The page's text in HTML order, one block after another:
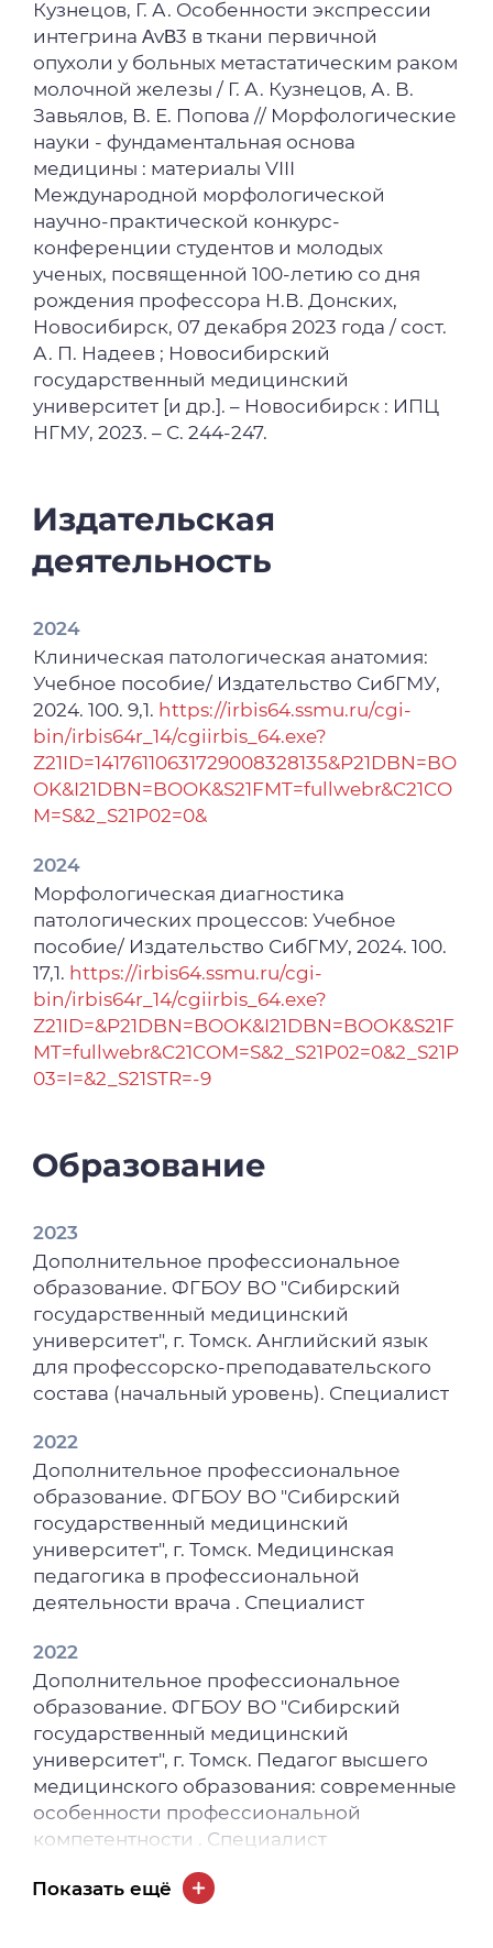
Кузнецов, Г. А. Особенности экспрессии
интегрина ΑvΒ3 в ткани первичной
опухоли у больных метастатическим раком
молочной железы / Г. А. Кузнецов, А. В.
Завьялов, В. Е. Попова // Морфологические
науки - фундаментальная основа
медицины : материалы VIII
Международной морфологической
научно-практической конкурс-
конференции студентов и молодых
ученых, посвященной 100-летию со дня
рождения профессора Н.В. Донских,
Новосибирск, 07 декабря 2023 года / сост.
А. П. Надеев ; Новосибирский
государственный медицинский
университет [и др.]. – Новосибирск : ИПЦ
НГМУ, 2023. – С. 244-247.
Издательская
деятельность
2024
Клиническая патологическая анатомия:
Учебное пособие/ Издательство СибГМУ,
2024. 100. 9,1. https://irbis64.ssmu.ru/cgi-
bin/irbis64r_14/cgiirbis_64.exe?
Z21ID=14176110631729008328135&P21DBN=BO
OK&I21DBN=BOOK&S21FMT=fullwebr&C21CO
M=S&2_S21P02=0&
2024
Морфологическая диагностика
патологических процессов: Учебное
пособие/ Издательство СибГМУ, 2024. 100.
17,1. https://irbis64.ssmu.ru/cgi-
bin/irbis64r_14/cgiirbis_64.exe?
Z21ID=&P21DBN=BOOK&I21DBN=BOOK&S21F
MT=fullwebr&C21COM=S&2_S21P02=0&2_S21P
03=I=&2_S21STR=-9
Образование
2023
Дополнительное профессиональное
образование. ФГБОУ ВО "Сибирский
государственный медицинский
университет", г. Томск. Английский язык
для профессорско-преподавательского
состава (начальный уровень). Специалист
2022
Дополнительное профессиональное
образование. ФГБОУ ВО "Сибирский
государственный медицинский
университет", г. Томск. Медицинская
педагогика в профессиональной
деятельности врача . Специалист
2022
Дополнительное профессиональное
образование. ФГБОУ ВО "Сибирский
государственный медицинский
университет", г. Томск. Педагог высшего
медицинского образования: современные
особенности профессиональной
компетентности . Специалист
2021
Показать ещё